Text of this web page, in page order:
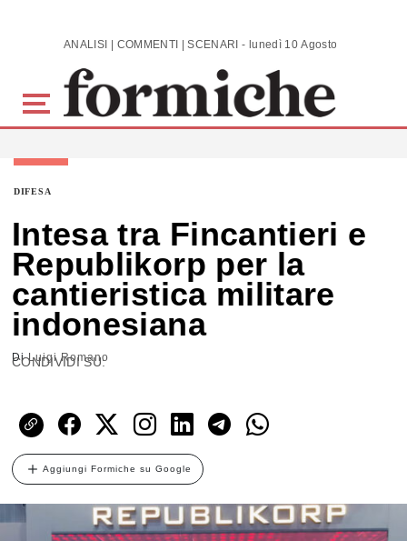
Skip to main content ANALISI | COMMENTI | SCENARI - lunedì 10 Agosto 2026
DIFESA
Intesa tra Fincantieri e
Republikorp per la
cantieristica militare
indonesiana
DiLuigi Romano
CONDIVIDI SU:
Aggiungi Formiche su Google